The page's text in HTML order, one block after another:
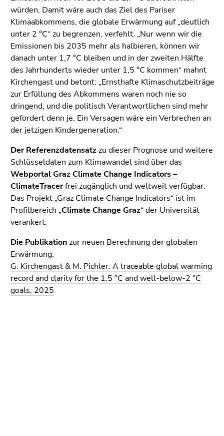
würden. Damit wäre auch das Ziel des Pariser
Klimaabkommens, die globale Erwärmung auf „deutlich
unter 2 °C“ zu begrenzen, verfehlt. „Nur wenn wir die
Emissionen bis 2035 mehr als halbieren, können wir
danach unter 1,7 °C bleiben und in der zweiten Hälfte
des Jahrhunderts wieder unter 1,5 °C kommen“ mahnt
Kirchengast und betont: „Ernsthafte Klimaschutzbeiträge
zur Erfüllung des Abkommens waren noch nie so
dringend, und die politisch Verantwortlichen sind mehr
gefordert denn je. Ein Versagen wäre ein Verbrechen an
der jetzigen Kindergeneration.“
Der Referenzdatensatzzu dieser Prognose und weitere
Schlüsseldaten zum Klimawandel sind über das
Webportal Graz Climate Change Indicators –
ClimateTracerfrei zugänglich und weltweit verfügbar.
Das Projekt „Graz Climate Change Indicators“ ist im
Profilbereich „Climate Change Graz“ der Universität
verankert.
Die Publikationzur neuen Berechnung der globalen
Erwärmung:
G. Kirchengast & M. Pichler: A traceable global warming
record and clarity for the 1.5 °C and well-below-2 °C
goals, 2025